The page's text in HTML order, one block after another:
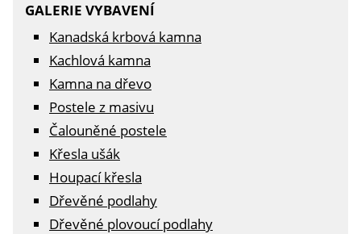
GALERIE VYBAVENÍ
Kanadská krbová kamna
Kachlová kamna
Kamna na dřevo
Postele z masivu
Čalouněné postele
Křesla ušák
Houpací křesla
Dřevěné podlahy
Dřevěné plovoucí podlahy